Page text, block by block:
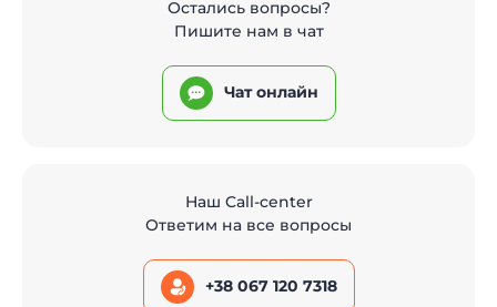
Остались вопросы?
Пишите нам в чат
Чат онлайн
Наш Call-center
Ответим на все вопросы
+38 067 120 7318